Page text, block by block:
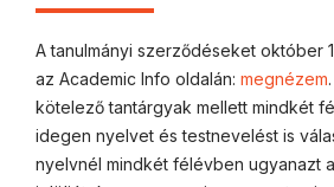
A tanulmányi szerződéseket október
az Academic Info oldalán: megnézem
kötelező tantárgyak mellett mindkét
idegen nyelvet és testnevelést is
nyelvnél mindkét félévben ugyanazt